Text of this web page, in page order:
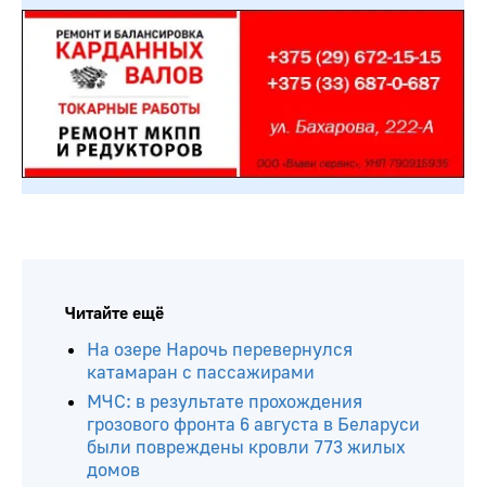
Читайте ещё
На озере Нарочь перевернулся
катамаран с пассажирами
МЧС: в результате прохождения
грозового фронта 6 августа в Беларуси
были повреждены кровли 773 жилых
домов